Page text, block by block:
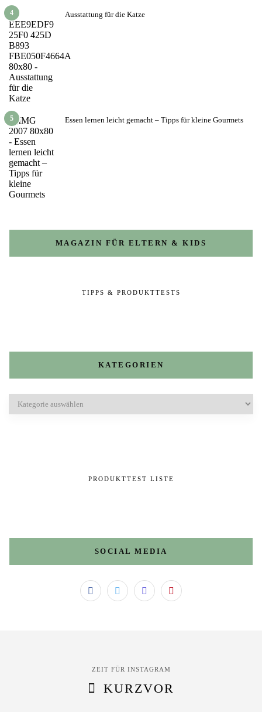
4 Ausstattung für die Katze
5 Essen lernen leicht gemacht – Tipps für kleine Gourmets
MAGAZIN FÜR ELTERN & KIDS
TIPPS & PRODUKTTESTS
KATEGORIEN
PRODUKTTEST LISTE
SOCIAL MEDIA
ZEIT FÜR INSTAGRAM
KURZVOR